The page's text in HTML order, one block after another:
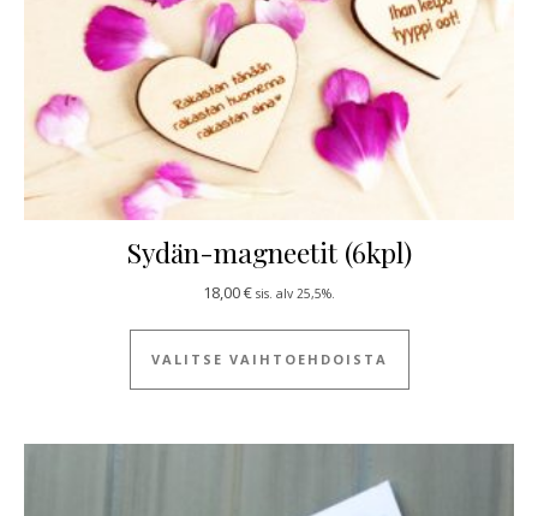
Sydän-magneetit (6kpl)
18,00€ sis. alv 25,5%.
VALITSE VAIHTOEHDOISTA
Tällä tuotteella